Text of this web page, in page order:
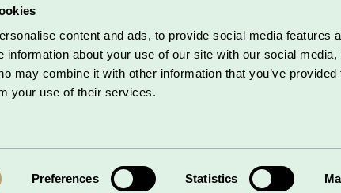
content and ads, to provide social media features
information about your use of our site with our social media,
may combine it with other information that you’ve provided
your use of their services.
Preferences Statistics
for store marketingbureauer?